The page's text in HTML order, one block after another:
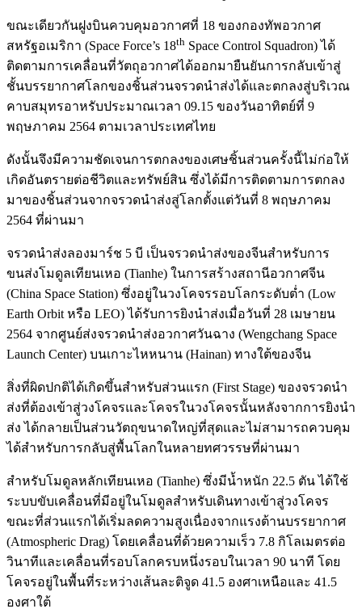
ขณะเดียวกันฝูงบินควบคุมอวกาศที่ 18 ของกองทัพอวกาศ
สหรัฐอเมริกา (Space Force’s 18th Space Control Squadron) ได้
ติดตามการเคลื่อนที่วัตถุอวกาศได้ออกมายืนยันการกลับเข้าสู่
ชั้นบรรยากาศโลกของชิ้นส่วนจรวดนำส่งได้และตกลงสู่บริเวณ
คาบสมุทรอาหรับประมาณเวลา 09.15 ของวันอาทิตย์ที่ 9
พฤษภาคม 2564 ตามเวลาประเทศไทย
ดังนั้นจึงมีความชัดเจนการตกลงของเศษชิ้นส่วนครั้งนี้ไม่ก่อให้
เกิดอันตรายต่อชีวิตและทรัพย์สิน ซึ่งได้มีการติดตามการตกลง
มาของชิ้นส่วนจากจรวดนำส่งสู่โลกตั้งแต่วันที่ 8 พฤษภาคม
2564 ที่ผ่านมา
จรวดนำส่งลองมาร์ช 5 บี เป็นจรวดนำส่งของจีนสำหรับการ
ขนส่งโมดูลเทียนเหอ (Tianhe) ในการสร้างสถานีอวกาศจีน
(China Space Station) ซึ่งอยู่ในวงโคจรรอบโลกระดับต่ำ (Low
Earth Orbit หรือ LEO) ได้รับการยิงนำส่งเมื่อวันที่ 28 เมษายน
2564 จากศูนย์ส่งจรวดนำส่งอวกาศวันฉาง (Wengchang Space
Launch Center) บนเกาะไหหนาน (Hainan) ทางใต้ของจีน
สิ่งที่ผิดปกติได้เกิดขึ้นสำหรับส่วนแรก (First Stage) ของจรวดนำ
ส่งที่ต้องเข้าสู่วงโคจรและโคจรในวงโคจรนั้นหลังจากการยิงนำ
ส่ง ได้กลายเป็นส่วนวัตถุขนาดใหญ่ที่สุดและไม่สามารถควบคุม
ได้สำหรับการกลับสู่พื้นโลกในหลายทศวรรษที่ผ่านมา
สำหรับโมดูลหลักเทียนเหอ (Tianhe) ซึ่งมีน้ำหนัก 22.5 ตัน ได้ใช้
ระบบขับเคลื่อนที่มีอยู่ในโมดูลสำหรับเดินทางเข้าสู่วงโคจร
ขณะที่ส่วนแรกได้เริ่มลดความสูงเนื่องจากแรงต้านบรรยากาศ
(Atmospheric Drag) โดยเคลื่อนที่ด้วยความเร็ว 7.8 กิโลเมตรต่อ
วินาทีและเคลื่อนที่รอบโลกครบหนึ่งรอบในเวลา 90 นาที โดย
โคจรอยู่ในพื้นที่ระหว่างเส้นละติจูด 41.5 องศาเหนือและ 41.5
องศาใต้